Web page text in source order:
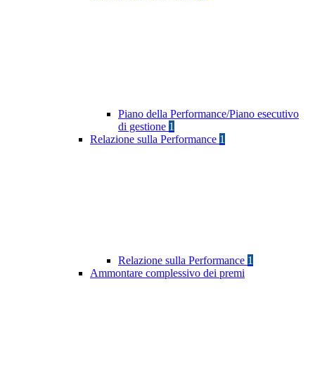
Piano della Performance/Piano esecutivo
di gestione 1
Relazione sulla Performance 1
Relazione sulla Performance 1
Ammontare complessivo dei premi